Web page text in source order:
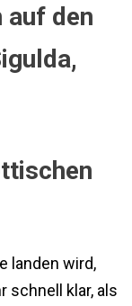
landen wird,
schnell klar, als